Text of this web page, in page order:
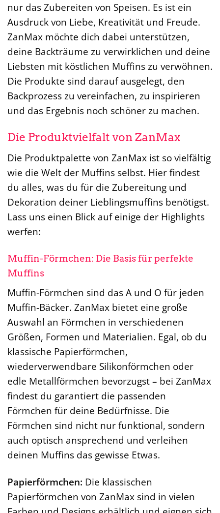
nur das Zubereiten von Speisen. Es ist ein
Ausdruck von Liebe, Kreativität und Freude.
ZanMax möchte dich dabei unterstützen,
deine Backträume zu verwirklichen und deine
Liebsten mit köstlichen Muffins zu verwöhnen.
Die Produkte sind darauf ausgelegt, den
Backprozess zu vereinfachen, zu inspirieren
und das Ergebnis noch schöner zu machen.
Die Produktvielfalt von ZanMax
Die Produktpalette von ZanMax ist so vielfältig
wie die Welt der Muffins selbst. Hier findest
du alles, was du für die Zubereitung und
Dekoration deiner Lieblingsmuffins benötigst.
Lass uns einen Blick auf einige der Highlights
werfen:
Muffin-Förmchen: Die Basis für perfekte
Muffins
Muffin-Förmchen sind das A und O für jeden
Muffin-Bäcker. ZanMax bietet eine große
Auswahl an Förmchen in verschiedenen
Größen, Formen und Materialien. Egal, ob du
klassische Papierförmchen,
wiederverwendbare Silikonförmchen oder
edle Metallförmchen bevorzugst – bei ZanMax
findest du garantiert die passenden
Förmchen für deine Bedürfnisse. Die
Förmchen sind nicht nur funktional, sondern
auch optisch ansprechend und verleihen
deinen Muffins das gewisse Etwas.
Papierförmchen: Die klassischen
Papierförmchen von ZanMax sind in vielen